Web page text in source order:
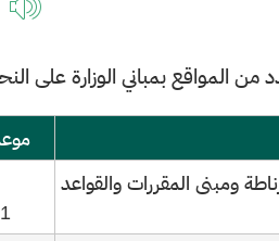
المواقع بمباني الوزارة على
مباني الوزارة بالملز وبمخرج (9) وبغرناطة ومبنى المقررات والقواعد